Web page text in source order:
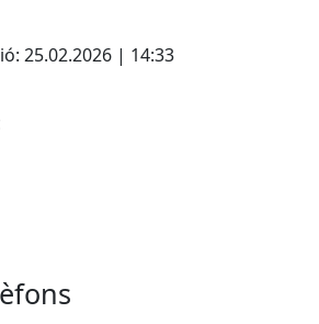
25.02.2026 | 14:33